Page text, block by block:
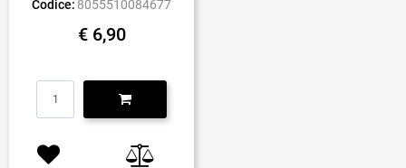
Codice: 8055510084677
€ 6,90
Quantità